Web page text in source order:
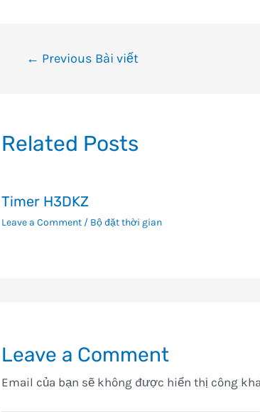
Điều← Previous Bài viết
Related Posts
Timer H3DKZ
Leave a Comment / Bộ đặt thời gian
Leave a Comment
Email của bạn sẽ không được hiển thị công